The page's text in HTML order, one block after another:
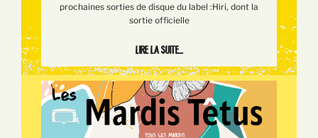
prochaines sorties de disque du label :Hiri, dont la
sortie officielle
Lire la suite...